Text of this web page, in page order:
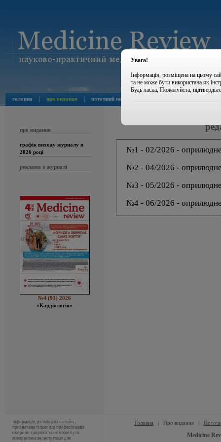
головна про видання поточний номер
про видання
графік виходу журналу в
2026 році
реклама в журналі
№4 (93) 2026
«Кардіологія»
№1 - 02/2026 -
№2 - 04/2026 -
№3 - 05/2026 -
№4 - 06/2026 -
Інформація, розміщена на сайті,
призначена тільки для професіоналів
охорони здоров'я та не може бути
використана як інструкція для
Головна | Про видання |
Medicine
Увага!
Інформація, розміщена на цьому
та не може бути використана як
Будь ласка, Пожалуйста,